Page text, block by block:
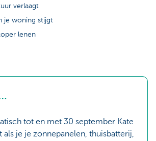
verlaagt
je woning stijgt
lenen
tot en met 30 september Kate
als je je zonnepanelen, thuisbatterij,